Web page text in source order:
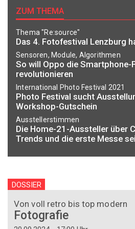
ZUM THEMA
Thema "Re:source"
Das 4. Fotofestival Lenzburg
Sensoren, Module, Algorithmen
So will Oppo die Smartphone-
revolutionieren
International Photo Festival 2021
Photo Festival sucht
Workshop-Gutschein
Ausstellerstimmen
Die Home-21-Aussteller über
Trends und die erste Messe
DOSSIER
Von voll retro bis top modern
Fotografie